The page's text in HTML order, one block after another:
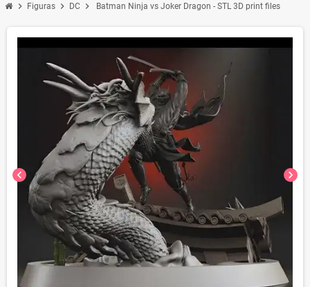
chevron_right Figuras chevron_right DC chevron_right Batman Ninja vs Joker Dragon - STL 3D print files
chevron_left chevron_right